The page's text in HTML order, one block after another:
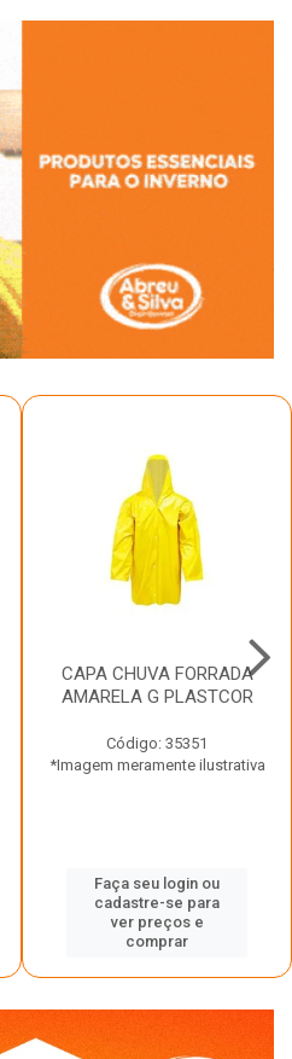
CAPA CHUVA FORRADA
AMARELA G PLASTCOR
Código: 35351
*Imagem meramente ilustrativa
Faça seu login ou
cadastre-se para
ver preços e
comprar